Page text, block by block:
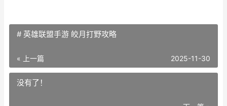
# 英雄联盟手游 皎月打野攻略
« 上一篇 2025-11-30
没有了！